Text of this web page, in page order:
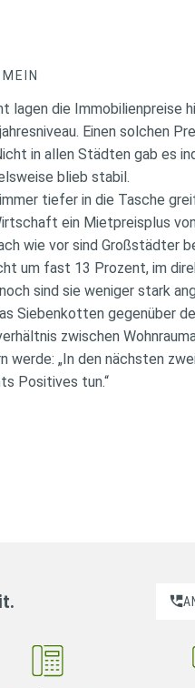
lagen die Immobilienpreise
Einen solchen
in allen Städten gab es
blieb stabil.
tiefer in die Tasche
ein Mietpreisplus
wie vor sind Großstädter
um fast 13 Prozent, im
sind sie weniger stark
Siebenkotten gegenüber
zwischen
werde: „In den nächsten
Positives tun.“